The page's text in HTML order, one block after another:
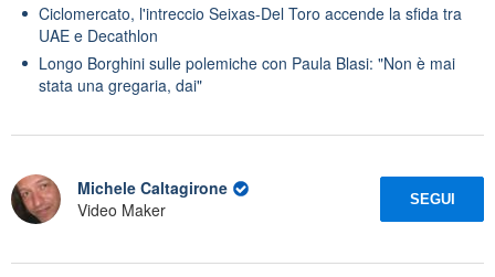
Ciclomercato, l'intreccio Seixas-Del Toro accende la sfida tra
UAE e Decathlon
Longo Borghini sulle polemiche con Paula Blasi: "Non è mai
stata una gregaria, dai"
Michele Caltagirone
Video Maker
SEGUI